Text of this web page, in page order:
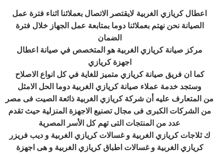
اعطال كريازي الغربية لايقتصر الاتصال بعملائنا اثناء فترة عمل
الصيانة نحن نهتم بعملائنا دوما بمتابعة عمل الجهاز خلال فترة
الضمان
مركز صيانة كريازي الغربية هو المتخصص في صيانة اعطال
اجهزة كريازي
كما ان فريق صيانة كريازي متميز للغاية في كل انواع الاصلاح
وستجد خدمة عملاء صيانة كريازي الغربية دوما الحل الامثل
من المتعارف عليه أن شركة كريازي الغربية ذائعة الصيت فى مصر
من الشركات الكبرى فى مجال تصنيع الاجهزة المنزلية حيث تقدم
عدد من المنتجات التى تهم كل الأسر المصرية
ك ثلاجات كريازي الغربية و غسالات كريازي الغربية و ديب فريزر
كريازي الغربية و غسالات اطباق كريازي الغربية و هى اجهزة